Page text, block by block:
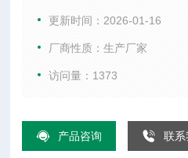
更新时间：2026-01-16
厂商性质：生产厂家
访问量：1373
产品咨询 联系